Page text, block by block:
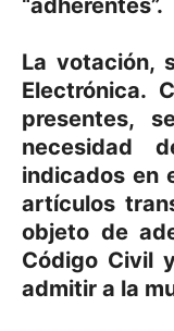
“adherentes”.
La votación,
Electrónica.
presentes,
necesidad
indicados en
artículos
objeto de
Código Civil
admitir a la